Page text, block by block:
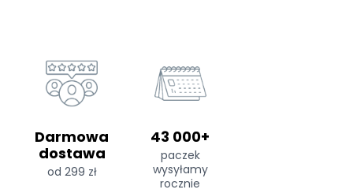
Darmowa
dostawa
od 299 zł
43 000+
paczek
wysyłamy
rocznie